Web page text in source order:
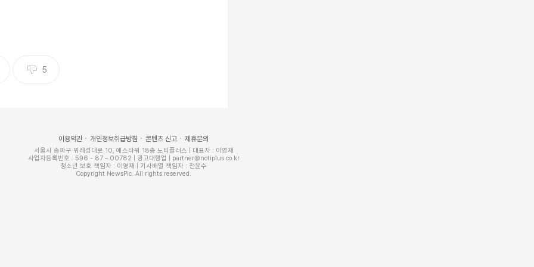
5
이용약관 개인정보취급방침 콘텐츠 신고 제휴문의
서울시 송파구 위례성대로 10, 에스타워 18층 노티플러스 | 대표자 : 이영재
사업자등록번호 : 596 - 87 – 00782 | 광고대행업 | partner@notiplus.co.kr
청소년 보호 책임자 : 이영재 | 기사배열 책임자 : 전윤수
Copyright NewsPic. All rights reserved.